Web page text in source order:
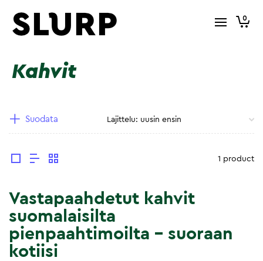
0
Kahvit
Suodata
1 product
Vastapaahdetut kahvit
suomalaisilta
pienpaahtimoilta – suoraan
kotiisi